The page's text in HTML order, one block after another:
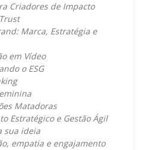
Criadores de Impacto
Marca, Estratégia e
em Vídeo
o ESG
Matadoras
Estratégico e Gestão Ágil
sua ideia
empatia e engajamento